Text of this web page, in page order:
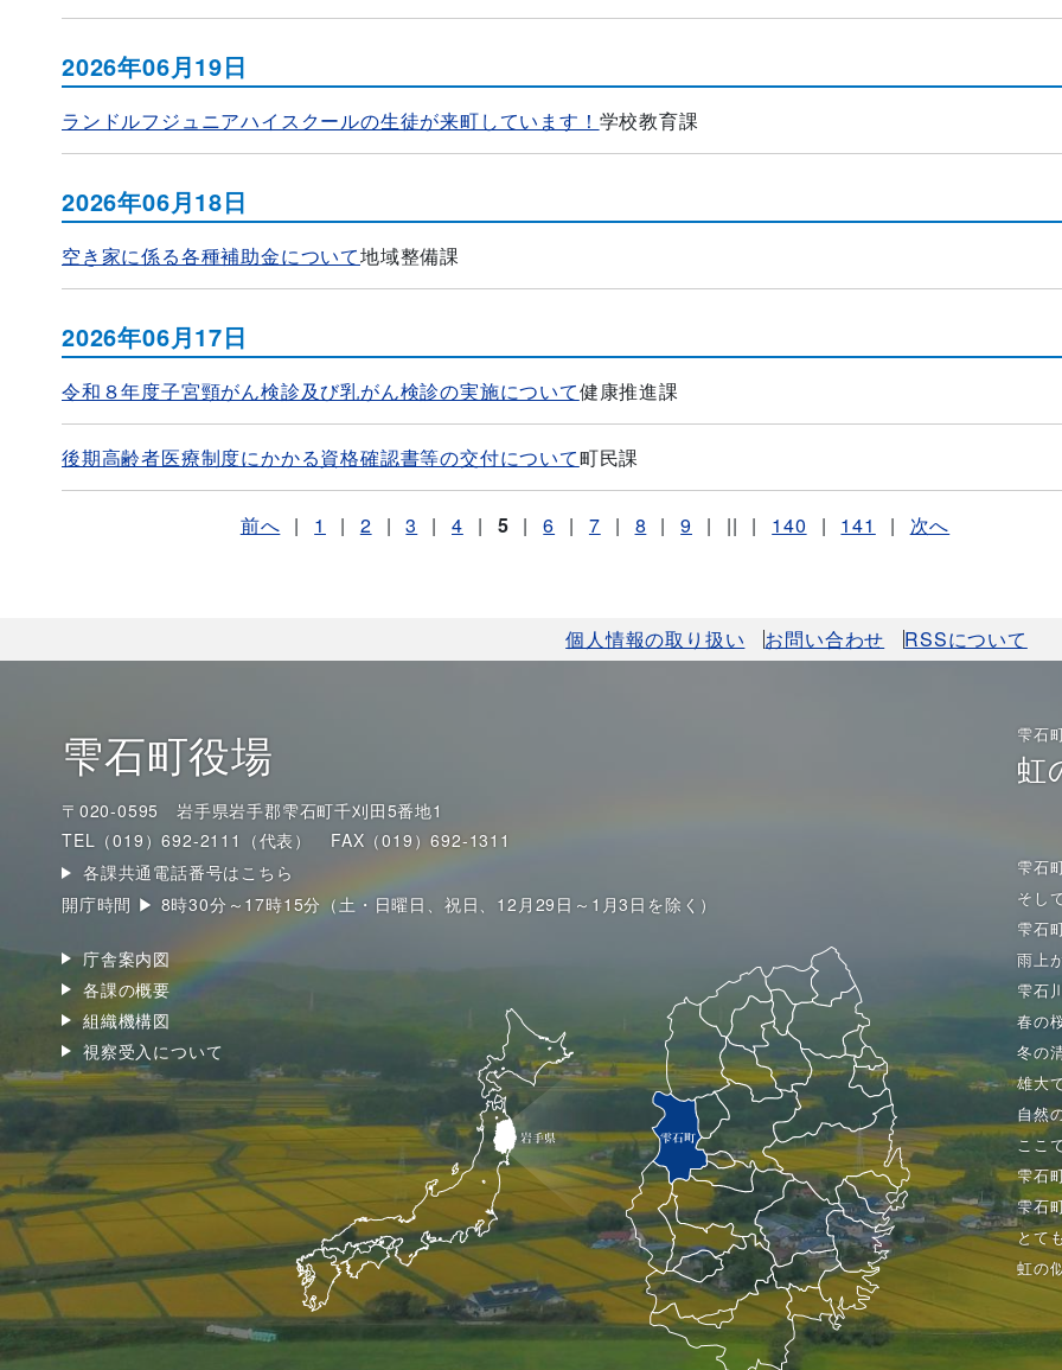
2026年06月19日
ランドルフジュニアハイスクールの生徒が来町しています！ 学校教育課
2026年06月18日
空き家に係る各種補助金について地域整備課
2026年06月17日
令和８年度子宮頸がん検診及び乳がん検診の実施について健康推進課
後期高齢者医療制度にかかる資格確認書等の交付について町民課
前へ | 1 | 2 | 3 | 4 | 5 | 6 | 7 | 8 | 9 | || | 140 | 141 | 次へ
個人情報の取り扱い お問い合わせ RSSについて
雫石町役場
〒020-0595 岩手県岩手郡雫石町千刈田5番地1
TEL（019）692-2111（代表）
FAX（019）692-1311
各課共通電話番号はこちら
開庁時間 ▶ 8時30分～17時15分（土・日曜日、祝日、12月29日～1月3日を除く）
庁舎案内図
各課の概要
組織機構図
視察受入について
雫石
虹
雫石
そし
雫石
雨上
雫石
春の
冬の
雄大
自然
ここ
雫石
雫石
とて
虹の